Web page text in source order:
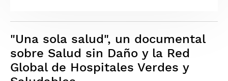
"Una sola salud", un documental
sobre Salud sin Daño y la Red
Global de Hospitales Verdes y